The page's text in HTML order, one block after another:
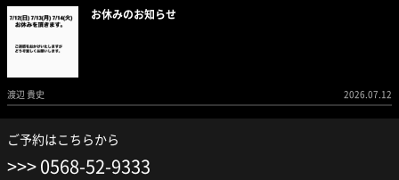
お休みのお知らせ
渡辺 貴史 2026.07.12
ご予約はこちらから
0568-52-9333